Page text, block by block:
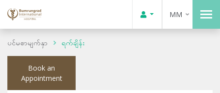
MM
ပင်မစာမျက်နှာ ရက်ချိန်း
Book an
Appointment